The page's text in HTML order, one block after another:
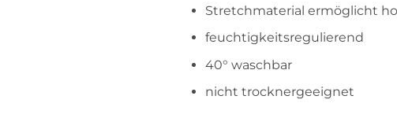
Stretchmaterial ermöglicht
feuchtigkeitsregulierend
40° waschbar
nicht trocknergeeignet